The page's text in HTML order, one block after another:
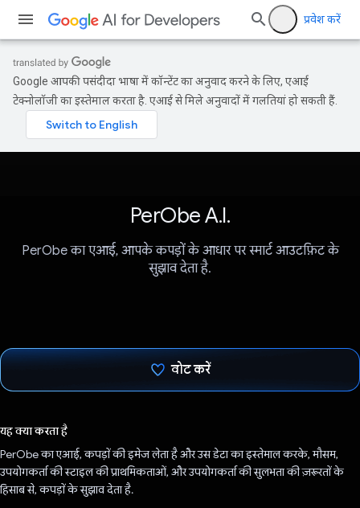
प्रवेश करें
Google आपकी पसंदीदा भाषा में कॉन्टेंट का अनुवाद करने के लिए, एआई
टेक्नोलॉजी का इस्तेमाल करता है. एआई से मिले अनुवादों में गलतियां हो सकती हैं.
PerObe A.I.
PerObe का एआई, आपके कपड़ों के आधार पर स्मार्ट आउटफ़िट के
सुझाव देता है.
वोट करें
यह क्या करता है
PerObe का एआई, कपड़ों की इमेज लेता है और उस डेटा का इस्तेमाल करके, मौसम,
उपयोगकर्ता की स्टाइल की प्राथमिकताओं, और उपयोगकर्ता की सुलभता की ज़रूरतों के
हिसाब से, कपड़ों के सुझाव देता है.